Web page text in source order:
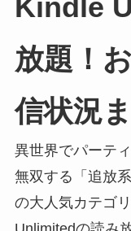
Kindle
放題！
信状況
異世界でパーテ
無双する「追放
の大人気カテゴ